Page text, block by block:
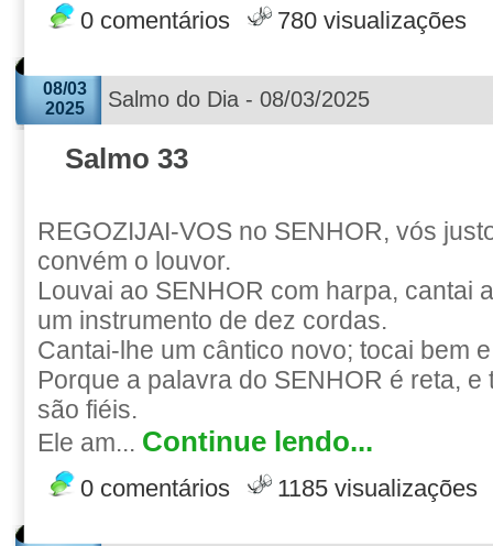
0 comentários 780 visualizações
08/03
2025
Salmo do Dia - 08/03/2025
Salmo 33
REGOZIJAI-VOS no SENHOR, vós
convém o louvor.
Louvai ao SENHOR com harpa, cantai
um instrumento de dez cordas.
Cantai-lhe um cântico novo; tocai bem
Porque a palavra do SENHOR é reta,
são fiéis.
Ele am... Continue lendo...
0 comentários 1185 visualizações